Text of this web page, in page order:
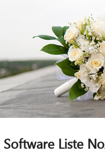
Software Liste